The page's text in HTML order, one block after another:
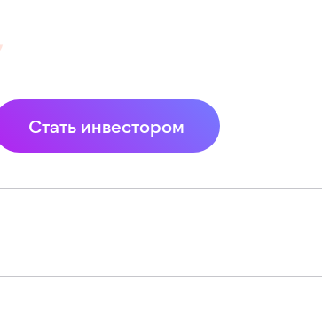
Стать инвестором